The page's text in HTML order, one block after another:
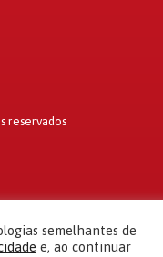
reservados
semelhantes de
e, ao continuar